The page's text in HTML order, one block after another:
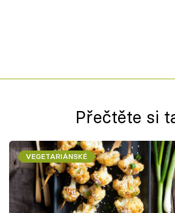
Přečtěte si
VEGETARIÁNSKÉ